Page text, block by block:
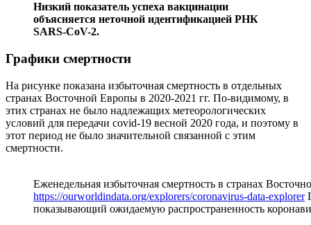
Низкий показатель успеха вакцинации
объясняется неточной идентификацией РНК
SARS-CoV-2.
Графики смертности
На рисунке показана избыточная смертность в отдельных
странах Восточной Европы в 2020-2021 гг. По-видимому, в
этих странах не было надлежащих метеорологических
условий для передачи covid-19 весной 2020 года, и поэтому в
этот период не было значительной связанной с этим
смертности.
Еженедельная избыточная смертность в странах
https://ourworldindata.org/explorers/coronavirus-data-explorer
показывающий ожидаемую распространенность